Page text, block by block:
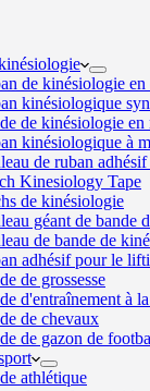
de kinésiologie en
kinésiologique
de kinésiologie en
kinésiologique à
de ruban
Kinesiology Tape
de kinésiologie
géant de bande
de bande de
adhésif pour le
de grossesse
d'entraînement à
de chevaux
de gazon de
athlétique